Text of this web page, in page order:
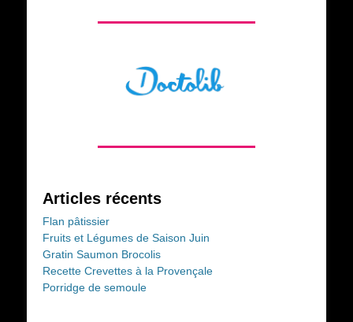
Articles récents
Flan pâtissier
Fruits et Légumes de Saison Juin
Gratin Saumon Brocolis
Recette Crevettes à la Provençale
Porridge de semoule